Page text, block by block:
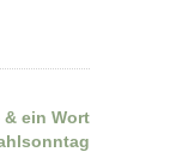
ein Wort